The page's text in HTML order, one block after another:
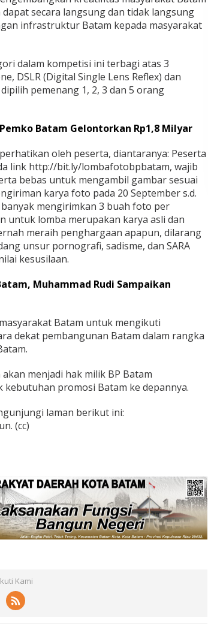
secara langsung dan tidak langsung
infrastruktur Batam kepada masyarakat
dalam kompetisi ini terbagi atas 3
DSLR (Digital Single Lens Reflex) dan
pemenang 1, 2, 3 dan 5 orang
Batam Gelontorkan Rp1,8 Milyar
oleh peserta, diantaranya: Peserta
link http://bit.ly/lombafotobpbatam, wajib
bebas untuk mengambil gambar sesuai
karya foto pada 20 September s.d.
mengirimkan 3 buah foto per
untuk lomba merupakan karya asli dan
meraih penghargaan apapun, dilarang
unsur pornografi, sadisme, dan SARA
kesusilaan.
Muhammad Rudi Sampaikan
Batam untuk mengikuti
dekat pembangunan Batam dalam rangka
menjadi hak milik BP Batam
promosi Batam ke depannya.
laman berikut ini:
(cc)
Kami